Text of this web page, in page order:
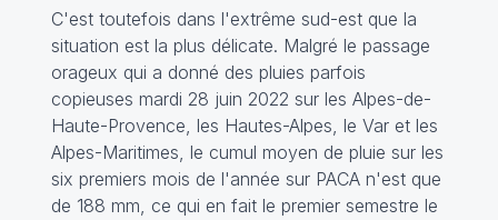
C'est toutefois dans l'extrême sud-est que la
situation est la plus délicate. Malgré le passage
orageux qui a donné des pluies parfois
copieuses mardi 28 juin 2022 sur les Alpes-de-
Haute-Provence, les Hautes-Alpes, le Var et les
Alpes-Maritimes, le cumul moyen de pluie sur les
six premiers mois de l'année sur PACA n'est que
de 188 mm, ce qui en fait le premier semestre le